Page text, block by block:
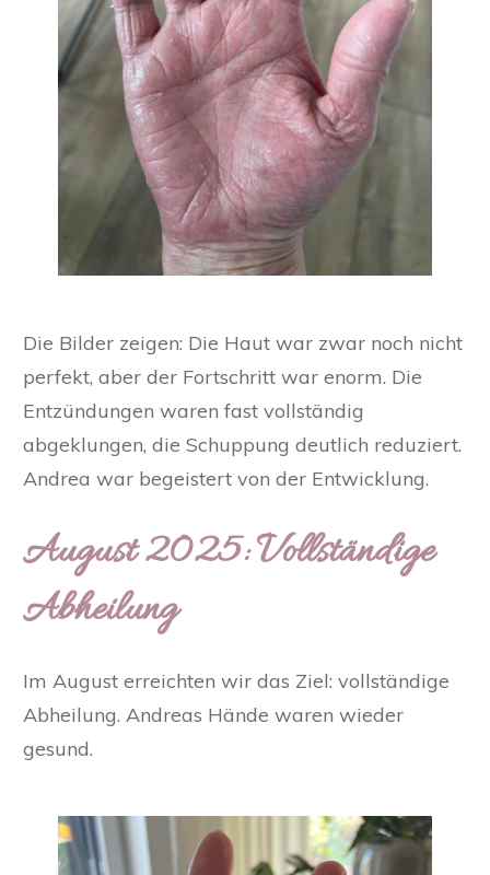
Die Bilder zeigen: Die Haut war zwar noch nicht
perfekt, aber der Fortschritt war enorm. Die
Entzündungen waren fast vollständig
abgeklungen, die Schuppung deutlich reduziert.
Andrea war begeistert von der Entwicklung.
August 2025: Vollständige
Abheilung
Im August erreichten wir das Ziel: vollständige
Abheilung. Andreas Hände waren wieder
gesund.